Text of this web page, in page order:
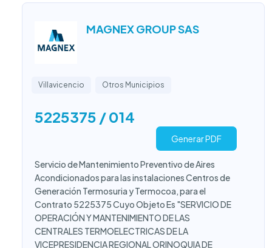
MAGNEX GROUP SAS
Villavicencio Otros Municipios
5225375 / 014
Generar PDF
Servicio de Mantenimiento Preventivo de Aires
Acondicionados para las instalaciones Centros de
Generación Termosuria y Termocoa, para el
Contrato 5225375 Cuyo Objeto Es "SERVICIO DE
OPERACIÓN Y MANTENIMIENTO DE LAS
CENTRALES TERMOELECTRICAS DE LA
VICEPRESIDENCIA REGIONAL ORINOQUIA DE